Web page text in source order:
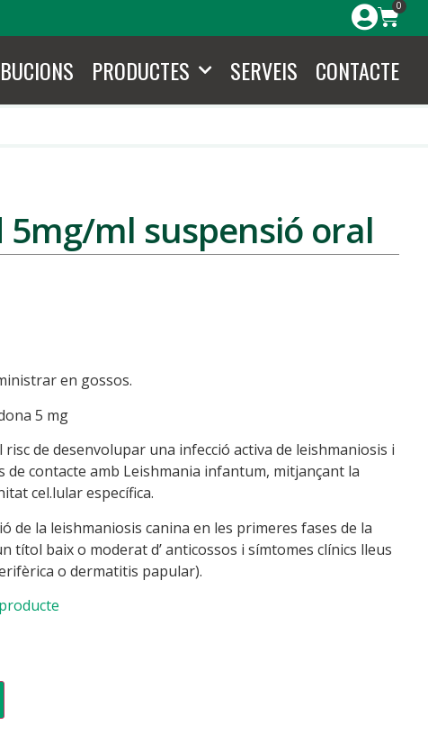
0
PRODUCTES SERVEIS CONTACTE
5mg/ml suspensió oral
en gossos.
5 mg
risc de desenvolupar una infecció activa de leishmaniosis i
de contacte amb Leishmania infantum, mitjançant la
cel.lular específica.
de la leishmaniosis canina en les primeres fases de la
títol baix o moderat d’ anticossos i símtomes clínics lleus
o dermatitis papular).